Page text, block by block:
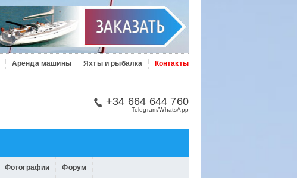
Аренда машины Яхты и рыбалка Контакты
+34 664 644 760
Telegram/WhatsApp
Фотографии Форум